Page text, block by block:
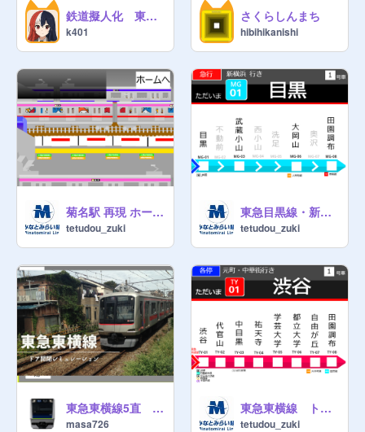
鉄道擬人化 東急3000系
k401
さくらしんまち
hibihikanishi
菊名駅 再現 ホーム・改札 みなとみらい線ver
tetudou_zuki
東急目黒線・新横浜線 トレインビジョン再現
tetudou_zuki
東急東横線5直 ドア開閉シミュレーション
masa726
東急東横線 トレインビジョン 再現 (各駅停車)
tetudou_zuki